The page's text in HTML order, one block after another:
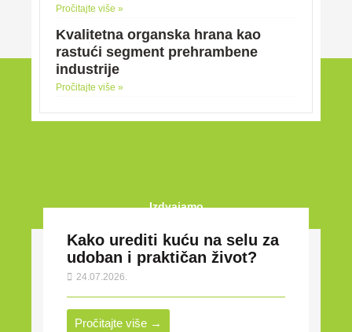
Pročitajte više »
Kvalitetna organska hrana kao
rastući segment prehrambene
industrije
Pročitajte više »
Izdvajamo
Kako urediti kuću na selu za
udoban i praktičan život?
24.07.2026.
Pročitajte više →